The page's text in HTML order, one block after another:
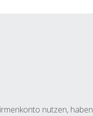
nutzen, haben